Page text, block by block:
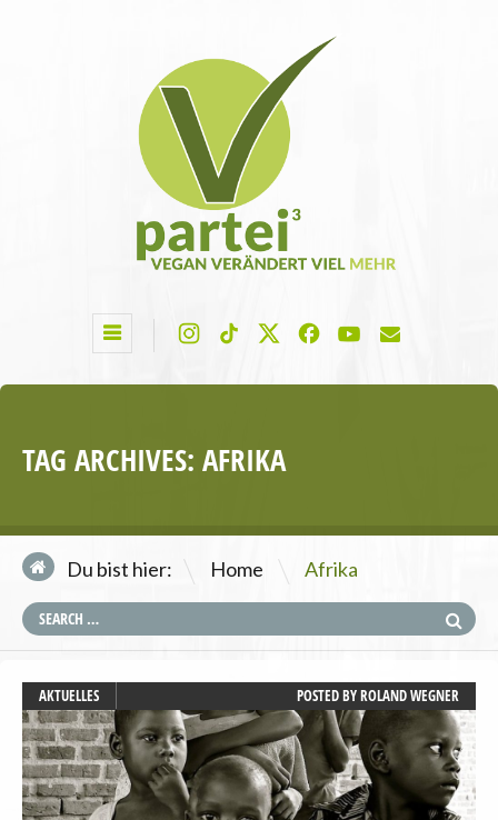
TAG ARCHIVES: AFRIKA
Du bist hier: Home \ Afrika
AKTUELLES POSTED BYROLAND WEGNER